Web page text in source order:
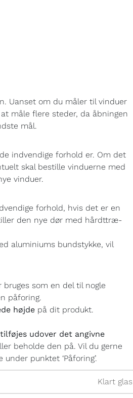
Uanset om du måler til vinduer
måle flere steder, da åbningen
mål.
indvendige forhold er. Om det
skal bestille vinduerne med
vinduer.
forhold, hvis det er en
den nye dør med hårdttræ-
aluminiums bundstykke, vil
bruges som en del til nogle
påforing.
højde på dit produkt.
udover det angivne
beholde den på. Vil du gerne
punktet ‘Påforing’.
Klart glas